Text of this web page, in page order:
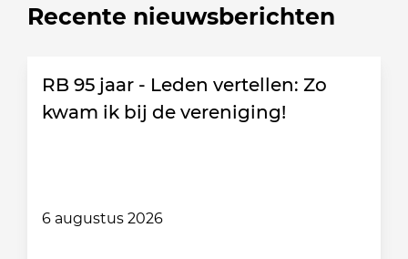
Recente nieuwsberichten
RB 95 jaar - Leden vertellen: Zo
kwam ik bij de vereniging!
6 augustus 2026